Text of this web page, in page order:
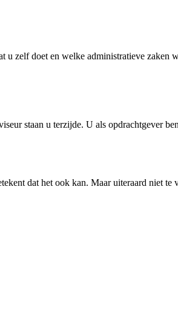
zelf doet en welke administratieve zaken
staan u terzijde. U als opdrachtgever
dat het ook kan. Maar uiteraard niet te